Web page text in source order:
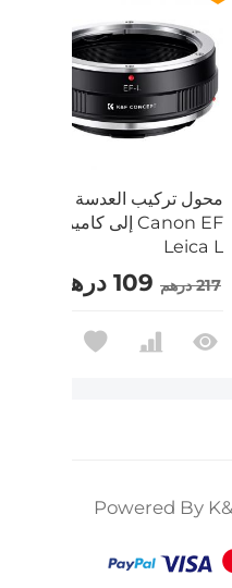
محول تركيب العدسة
Canon EF إلى كاميرا
Leica L
217 درهم 109 درهم
Powered By